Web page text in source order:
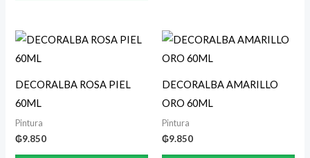
DECORALBA ROSA PIEL
60ML
Pintura
₲9.850
DECORALBA AMARILLO
ORO 60ML
Pintura
₲9.850